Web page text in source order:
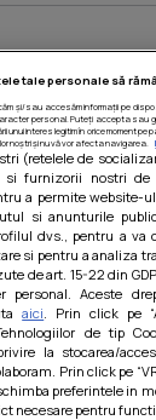
tale personale să
și/sau accesăm informații pe
personal. Puteți accepta sau
unui interes legitim în orice moment
noștri și nu vă vor afecta navigarea.
(retelele de
si furnizorii nostri
a permite website-
si anunturile
dvs., pentru a va
si pentru a analiza
de art. 15-22 din
personal. Aceste
aici . Prin click pe
de tip
la stocarea/
Prin click pe
schimba preferintele in
necesare pentru